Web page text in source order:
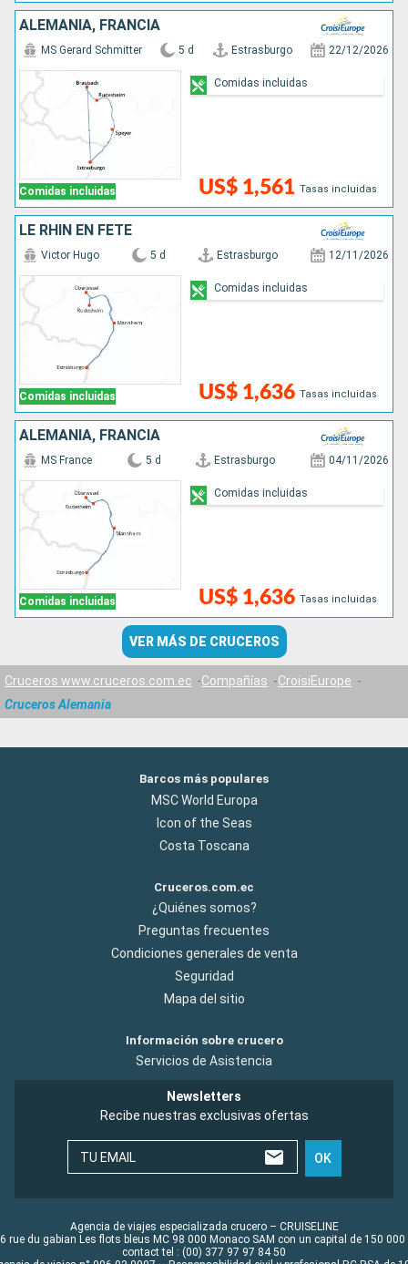
ALEMANIA, FRANCIA
Comidas incluidas
MS Gerard Schmitter 5 d Estrasburgo 22/12/2026
US$ 1,561 Tasas incluidas
Comidas incluidas
LE RHIN EN FÊTE
Comidas incluidas
Victor Hugo 5 d Estrasburgo 12/11/2026
US$ 1,636 Tasas incluidas
Comidas incluidas
ALEMANIA, FRANCIA
Comidas incluidas
MS France 5 d Estrasburgo 04/11/2026
US$ 1,636 Tasas incluidas
Comidas incluidas
VER MÁS DE CRUCEROS
Cruceros www.cruceros.com.ec Compañías
CroisiEurope
Cruceros Alemania
Barcos más populares
MSC World Europa
Icon of the Seas
Costa Toscana
Cruceros.com.ec
¿Quiénes somos?
Preguntas frecuentes
Condiciones generales de venta
Seguridad
Mapa del sitio
Información sobre crucero
Servicios de Asistencia
Newsletters
Recibe nuestras exclusivas ofertas
TU EMAIL OK
Agencia de viajes especializada crucero – CRUISELINE
rue du gabian Les flots bleus MC 98 000 Monaco SAM con un capital de 150 000
contact tel : (00) 377 97 97 84 50